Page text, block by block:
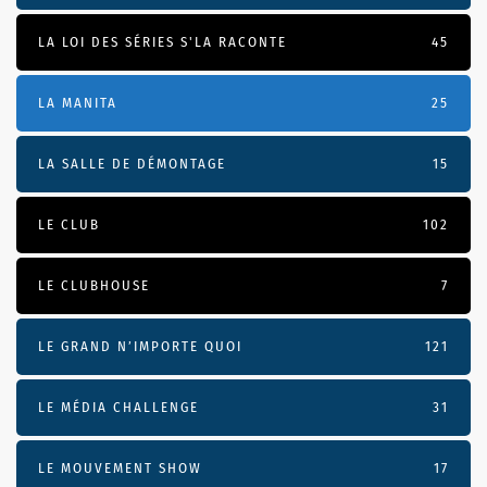
LA LOI DES SÉRIES S'LA RACONTE 45
LA MANITA 25
LA SALLE DE DÉMONTAGE 15
LE CLUB 102
LE CLUBHOUSE 7
LE GRAND N’IMPORTE QUOI 121
LE MÉDIA CHALLENGE 31
LE MOUVEMENT SHOW 17